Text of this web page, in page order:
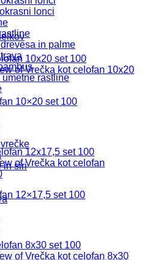
10×20 set 100
12×17,5 set 100
lonci
in palme
rastline
in siri